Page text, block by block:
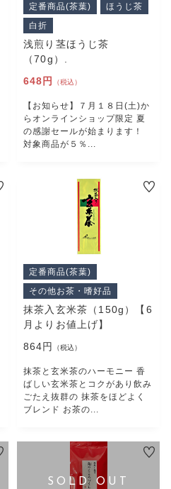
定番商品(茶葉)
ほうじ茶
白折
浅煎り茎ほうじ茶
（70g）.
648円
（税込）
【お知らせ】７月１８日(土)か
らオンラインショップ限定 夏
の感謝セールが始まります！
対象商品が５％...
定番商品(茶葉)
その他お茶・嗜好品
抹茶入玄米茶（150g）【6
月よりお値上げ】
864円
（税込）
抹茶と玄米茶のハーモニー 香
ばしい玄米茶とコクがあり飲み
ごたえ抜群の 抹茶をほどよく
ブレンド お茶の...